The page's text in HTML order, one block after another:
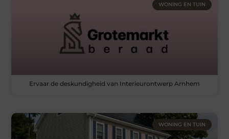
WONING EN TUIN
Ervaar de deskundigheid van Interieurontwerp Arnhem
WONING EN TUIN